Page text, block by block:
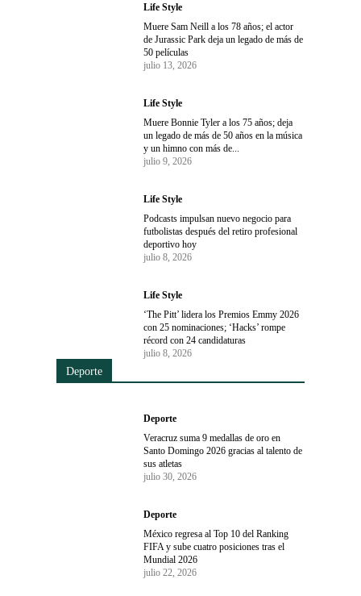
Life Style
Muere Sam Neill a los 78 años; el actor
de Jurassic Park deja un legado de más de
50 películas
julio 13, 2026
Life Style
Muere Bonnie Tyler a los 75 años; deja
un legado de más de 50 años en la música
y un himno con más de...
julio 9, 2026
Life Style
Podcasts impulsan nuevo negocio para
futbolistas después del retiro profesional
deportivo hoy
julio 8, 2026
Life Style
‘The Pitt’ lidera los Premios Emmy 2026
con 25 nominaciones; ‘Hacks’ rompe
récord con 24 candidaturas
julio 8, 2026
Deporte
Deporte
Veracruz suma 9 medallas de oro en
Santo Domingo 2026 gracias al talento de
sus atletas
julio 30, 2026
Deporte
México regresa al Top 10 del Ranking
FIFA y sube cuatro posiciones tras el
Mundial 2026
julio 22, 2026